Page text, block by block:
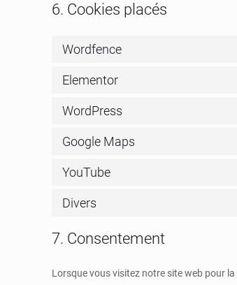
6. Cookies placés
Wordfence
Elementor
WordPress
Google Maps
YouTube
Divers
7. Consentement
Lorsque vous visitez notre site web pour